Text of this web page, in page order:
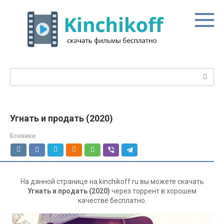
контенту
Угнать и продать (2020)
Боевики
На данной странице на kinchikoff.ru вы можете скачать
Угнать и продать (2020) через торрент в хорошем
качестве бесплатно.